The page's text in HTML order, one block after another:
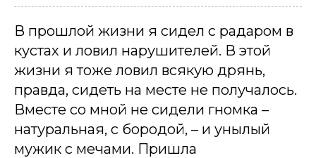
В прошлой жизни я сидел с радаром в
кустах и ловил нарушителей. В этой
жизни я тоже ловил всякую дрянь,
правда, сидеть на месте не получалось.
Вместе со мной не сидели гномка –
натуральная, с бородой, – и унылый
мужик с мечами. Пришла